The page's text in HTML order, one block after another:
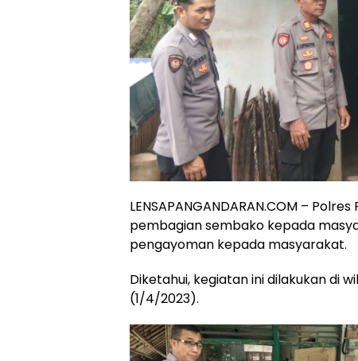
LENSAPANGANDARAN.COM –
pembagian sembako kepada
pengayoman kepada masyarakat.
Diketahui, kegiatan ini dilakukan di
(1/4/2023).